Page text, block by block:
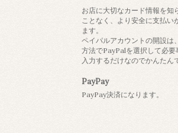
お店に大切なカード情報を知
ことなく、より安全に支払い
ます。
ペイパルアカウントの開設は
方法でPayPalを選択して必要
入力するだけなのでかんたん
PayPay
PayPay決済になります。